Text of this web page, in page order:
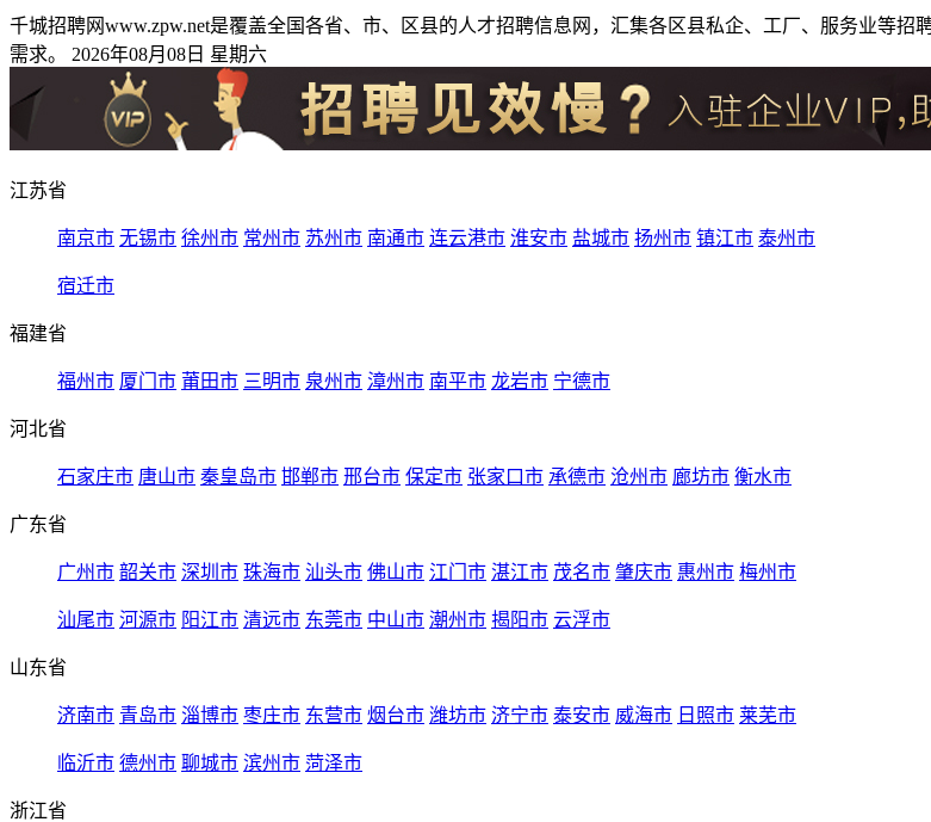
千城招聘网www.zpw.net是覆盖全国各省、市、区县的人才招聘信息网，汇集各区县私企、工厂、服务业等
需求。 2026年08月08日 星期六
江苏省
南京市 无锡市 徐州市 常州市 苏州市 南通市 连云港市 淮安市 盐城市 扬州市 镇江市 泰州市
宿迁市
福建省
福州市 厦门市 莆田市 三明市 泉州市 漳州市 南平市 龙岩市 宁德市
河北省
石家庄市 唐山市 秦皇岛市 邯郸市 邢台市 保定市 张家口市 承德市 沧州市 廊坊市 衡水市
广东省
广州市 韶关市 深圳市 珠海市 汕头市 佛山市 江门市 湛江市 茂名市 肇庆市 惠州市 梅州市
汕尾市 河源市 阳江市 清远市 东莞市 中山市 潮州市 揭阳市 云浮市
山东省
济南市 青岛市 淄博市 枣庄市 东营市 烟台市 潍坊市 济宁市 泰安市 威海市 日照市 莱芜市
临沂市 德州市 聊城市 滨州市 菏泽市
浙江省